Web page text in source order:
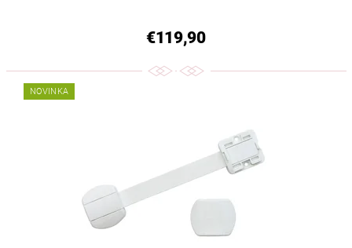
€119,90
NOVINKA